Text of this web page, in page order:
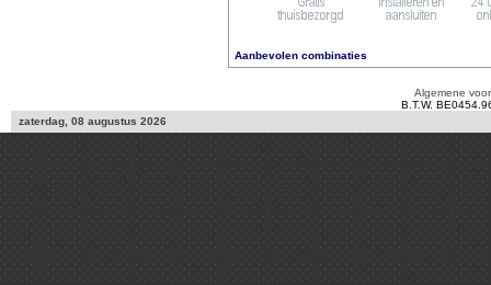
Aanbevolen combinaties
Algemene
B.T.W.
zaterdag, 08 augustus 2026